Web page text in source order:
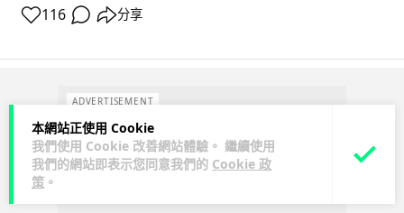
本網站正使用 Cookie
我們使用 Cookie 改善網站體驗。 繼續使用
我們的網站即表示您同意我們的 Cookie 政
策 。
116 分享
ADVERTISEMENT